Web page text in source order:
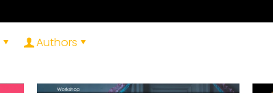
Authors